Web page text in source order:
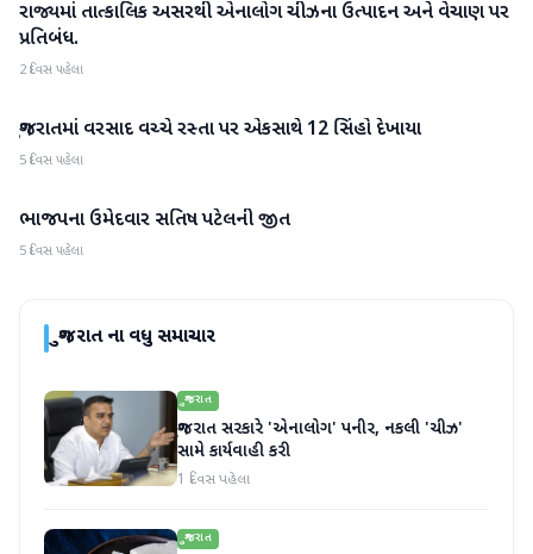
ગુજરાત
રાજ્યમાં તાત્કાલિક અસરથી એનાલોગ ચીઝના ઉત્પાદન અને વેચાણ પર
પ્રતિબંધ.
2 દિવસ પહેલા
ગુજરાત
ગુજરાતમાં વરસાદ વચ્ચે રસ્તા પર એકસાથે 12 સિંહો દેખાયા
5 દિવસ પહેલા
ગુજરાત
ભાજપના ઉમેદવાર સતિષ પટેલની જીત
5 દિવસ પહેલા
ગુજરાતના વધુ સમાચાર
ગુજરાત
ગુજરાત સરકારે 'એનાલોગ' પનીર, નકલી 'ચીઝ'
સામે કાર્યવાહી કરી
1 દિવસ પહેલા
ગુજરાત